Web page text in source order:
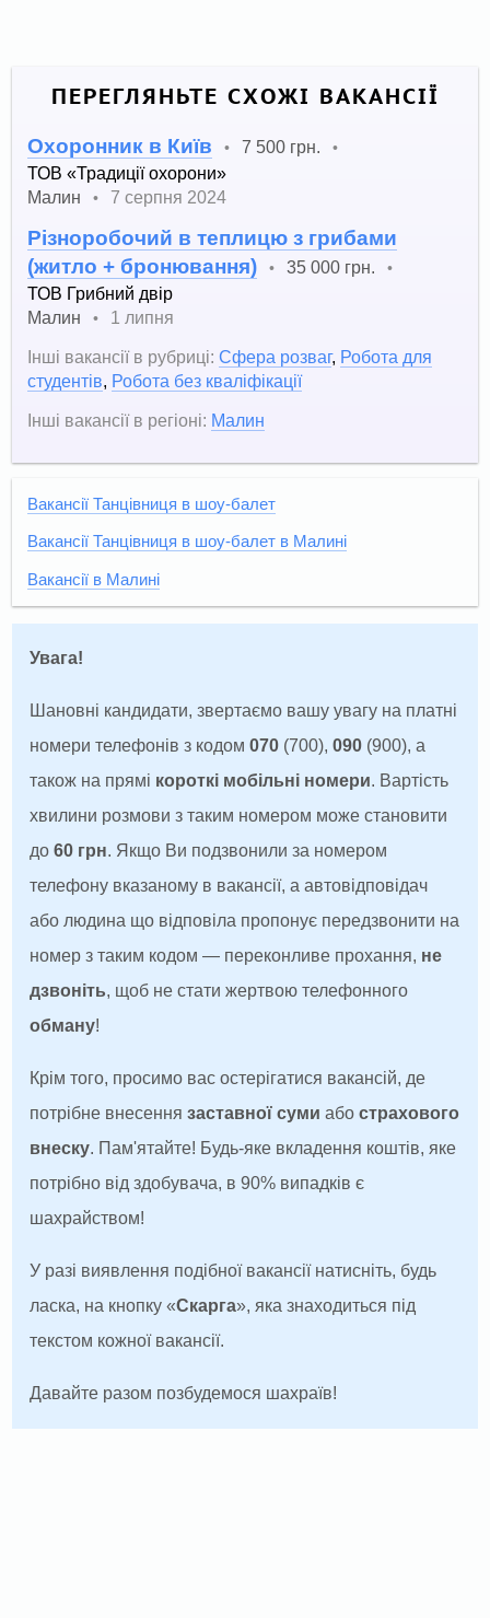
ПЕРЕГЛЯНЬТЕ СХОЖІ ВАКАНСІЇ
Охоронник в Київ • 7 500 грн. •
ТОВ «Традиції охорони»
Малин
• 7 серпня 2024
Різноробочий в теплицю з грибами
(житло + бронювання)
• 35 000 грн. •
ТОВ Грибний двір
Малин
•
1 липня
Інші вакансії в рубриці: Сфера розваг, Робота для
студентів Робота без кваліфікації
Інші вакансії в регіоні: Малин
Вакансії Танцівниця в шоу-балет
Вакансії Танцівниця в шоу-балет в Малині
Вакансії в Малині
Увага!
Шановні кандидати, звертаємо вашу увагу на платні
номери телефонів з кодом070 (700),090 (900), а
також на прямі короткі мобільні номери. Вартість
хвилини розмови з таким номером може становити
до60 грн. Якщо Ви подзвонили за номером
телефону вказаному в вакансії, а автовідповідач
або людина що відповіла пропонує передзвонити на
номер з таким кодом — переконливе прохання, не
дзвоніть, щоб не стати жертвою телефонного
обману!
Крім того, просимо вас остерігатися вакансій, де
потрібне внесеннязаставної суми абострахового
внеску. Пам'ятайте! Будь-яке вкладення коштів, яке
потрібно від здобувача, в 90% випадків є
шахрайством!
У разі виявлення подібної вакансії натисніть, будь
ласка, на кнопку «Скарга», яка знаходиться під
текстом кожної вакансії.
Давайте разом позбудемося шахраїв!